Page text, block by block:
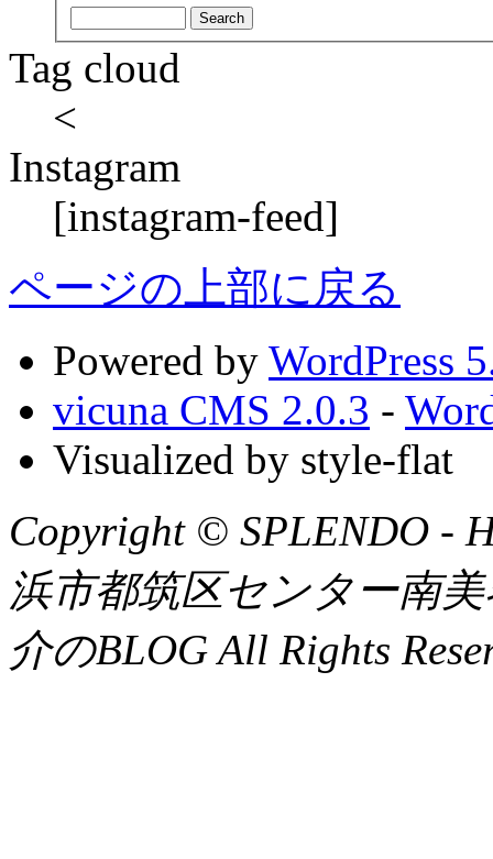
Tag cloud
<
Instagram
[instagram-feed]
ページの上部に戻る
Powered by WordPress
vicuna CMS 2.0.3 -
Visualized by style-flat
Copyright © SPLENDO -
浜市都筑区センター南
介のBLOG All Rights